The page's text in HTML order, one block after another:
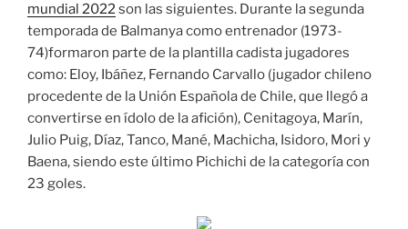
mundial 2022son las siguientes. Durante la segunda
temporada de Balmanya como entrenador (1973-
74)formaron parte de la plantilla cadista jugadores
como: Eloy, Ibáñez, Fernando Carvallo (jugador chileno
procedente de la Unión Española de Chile, que llegó a
convertirse en ídolo de la afición), Cenitagoya, Marín,
Julio Puig, Díaz, Tanco, Mané, Machicha, Isidoro, Mori y
Baena, siendo este último Pichichi de la categoría con
23 goles.